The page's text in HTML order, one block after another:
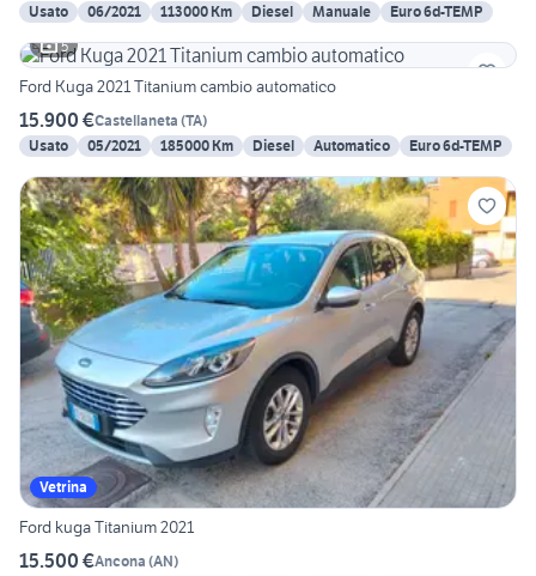
Usato
06/2021 113000 Km Diesel Manuale
Euro 6d-TEMP
5
Ford Kuga 2021 Titanium cambio automatico
15.900 €Castellaneta (TA)
Usato
05/2021 185000 Km Diesel Automatico Euro 6d-TEMP
Vetrina
Ford kuga Titanium 2021
15.500 €Ancona (AN)